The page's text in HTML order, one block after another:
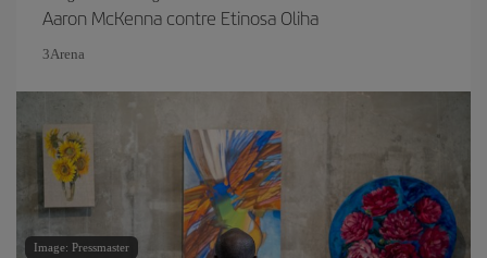
Aaron McKenna contre Etinosa Oliha
3Arena
Image: Pressmaster